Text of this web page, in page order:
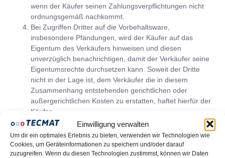
Einwilligung verwalten
Um dir ein optimales Erlebnis zu bieten, verwenden wir Technologien wie
Cookies, um Geräteinformationen zu speichern und/oder darauf
zuzugreifen. Wenn du diesen Technologien zustimmst, können wir Daten
wenn der Käufer seinen Zahlungsverpflichtungen nicht
ordnungsgemäß nachkommt.
Bei Zugriffen Dritter auf die Vorbehaltsware,
insbesondere Pfändungen, wird der Käufer auf das
Eigentum des Verkäufers hinweisen und diesen
unverzüglich benachrichtigen, damit der Verkäufer seine
Eigentumsrechte durchsetzen kann. Soweit der Dritte
nicht in der Lage ist, dem Verkäufer die in diesem
Zusammenhang entstehenden gerichtlichen oder
außergerichtlichen Kosten zu erstatten, haftet hierfür der
Käufer.
Bei vertragswidrigem Verhalten des Käufers –
insbesondere Zahlungsverzug – ist der Verkäufer
berechtigt, vom Vertrag zurückzutreten und die
Vorbehaltsware herauszuverlangen.